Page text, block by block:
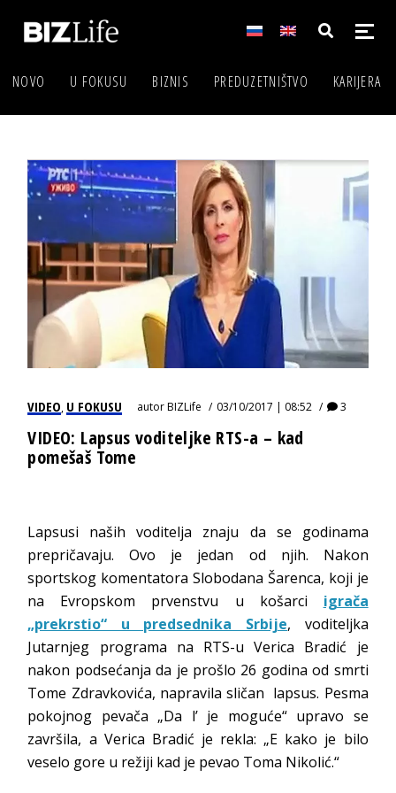
NOVO U FOKUSU BIZNIS PREDUZETNIŠTVO KARIJERA
VIDEO, U FOKUSU autorBIZLife 03/10/2017 | 08:52 3
VIDEO: Lapsus voditeljke RTS-a – kad
pomešaš Tome
Lapsusi naših voditelja znaju da se godinama
prepričavaju. Ovo je jedan od njih. Nakon
sportskog komentatora Slobodana Šarenca, koji je
na Evropskom prvenstvu u košarci igrača
„prekrstio“ u predsednika Srbije, voditeljka
Jutarnjeg programa na RTS-u Verica Bradić je
nakon podsećanja da je prošlo 26 godina od smrti
Tome Zdravkovića, napravila sličan lapsus. Pesma
pokojnog pevača „Da l’ je moguće“ upravo se
završila, a Verica Bradić je rekla: „E kako je bilo
veselo gore u režiji kad je pevao Toma Nikolić.“